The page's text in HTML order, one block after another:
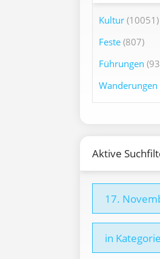
Kultur (10051)
Feste (807)
Führungen
Wanderungen
Aktive
17.
in